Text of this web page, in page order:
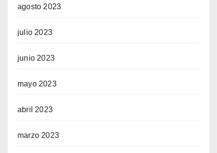
agosto 2023
julio 2023
junio 2023
mayo 2023
abril 2023
marzo 2023